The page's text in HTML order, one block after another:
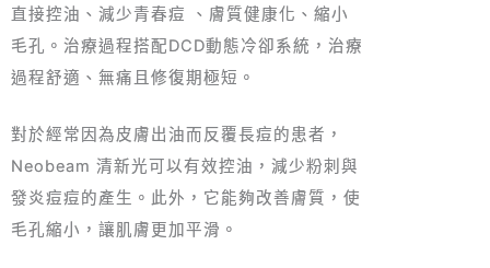
直接控油、減少青春痘 、膚質健康化、縮小
毛孔。治療過程搭配DCD動態冷卻系統，治療
過程舒適、無痛且修復期極短。
對於經常因為皮膚出油而反覆長痘的患者，
Neobeam 清新光可以有效控油，減少粉刺與
發炎痘痘的產生。此外，它能夠改善膚質，使
毛孔縮小，讓肌膚更加平滑。